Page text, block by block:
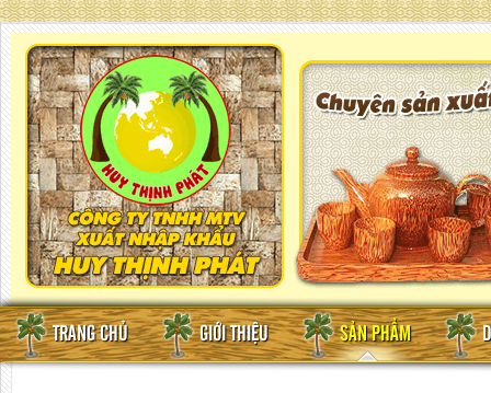
TRANG CHỦ GIỚI THIỆU SẢN PHẨM